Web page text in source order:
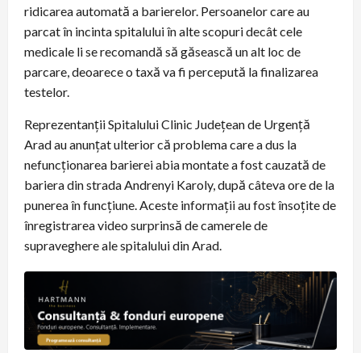
ridicarea automată a barierelor. Persoanelor care au
parcat în incinta spitalului în alte scopuri decât cele
medicale li se recomandă să găsească un alt loc de
parcare, deoarece o taxă va fi percepută la finalizarea
testelor.
Reprezentanții Spitalului Clinic Județean de Urgență
Arad au anunțat ulterior că problema care a dus la
nefuncționarea barierei abia montate a fost cauzată de
bariera din strada Andrenyi Karoly, după câteva ore de la
punerea în funcțiune. Aceste informații au fost însoțite de
înregistrarea video surprinsă de camerele de
supraveghere ale spitalului din Arad.